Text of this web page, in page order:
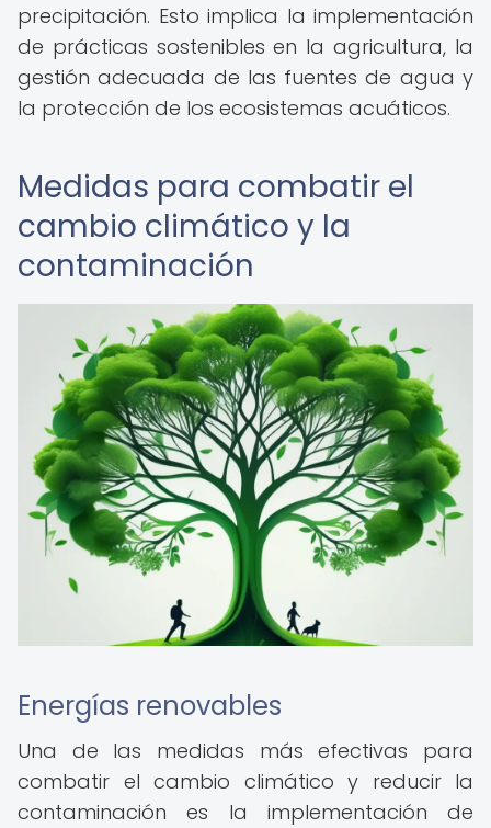
precipitación. Esto implica la implementación
de prácticas sostenibles en la agricultura, la
gestión adecuada de las fuentes de agua y
la protección de los ecosistemas acuáticos.
Medidas para combatir el
cambio climático y la
contaminación
Energías renovables
Una de las medidas más efectivas para
combatir el cambio climático y reducir la
contaminación es la implementación de